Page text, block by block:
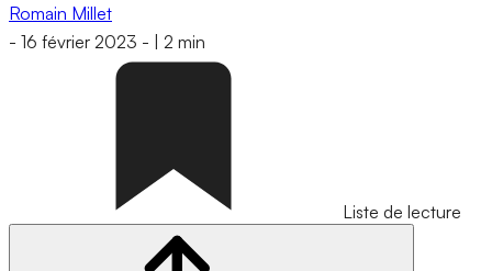
Romain Millet
- 16 février 2023 - 2 min
Liste de lecture